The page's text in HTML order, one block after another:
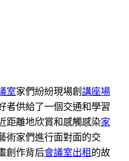
室家們紛紛現場創 講座場
者供給了一個交通和學習
距離地欣賞和感觸感染家
術家們進行面對面的交
創作背后會議室出租 的故